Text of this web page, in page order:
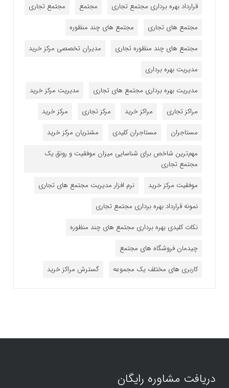
قرارداد بهره برداری مجتمع تجاری
مجتمع
مجتمع تجاری
مجتمع های تجاری
مجتمع های چند منظوره
مجتمع های چند منظوره تجاری
مدیران تخصصی مرکز خرید
مدیریت بهره برداری
مدیریت بهره برداری مجتمع های تجاری
مدیریت مرکز خرید
مراکز تجاری
مراکز خرید مرکز تجاری
مرکز خرید
مستاجران
مستاجران کلیدی
مشتریان مرکز خرید
مهم‌ترین شاخص برای شناسایی میزان موفقیت و رونق یک
مجتمع تجاری
موفقیت مرکز خرید
نرم افزار مدیریت مجتمع های تجاری
نمونه قرارداد بهره برداری مجتمع تجاری
نکات کلیدی بهره برداری مجتمع های چند منظوره
چیدمان فروشگاه های مجتمع
کاربری های مختلف یک مجموعه
گسترش مراکز خرید
دریافت مشاوره رایگان